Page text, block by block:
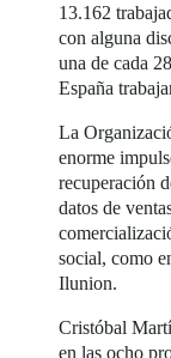
13.162
con alguna
una de cada
España
La
enorme
recuperación
datos de
social, como
Ilunion.
Cristóbal
en las ocho